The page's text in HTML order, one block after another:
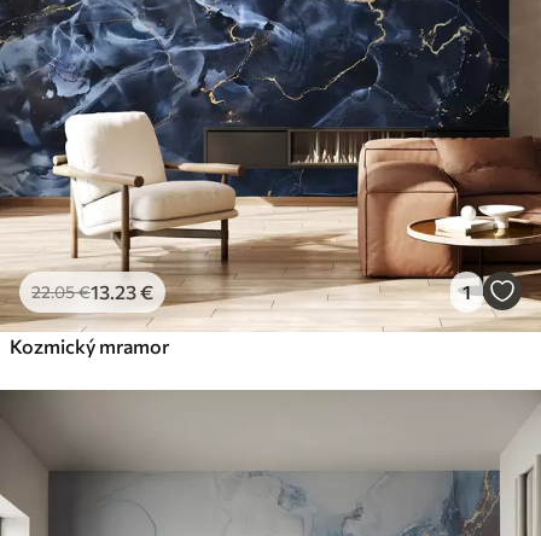
22.05€13 .23€ 1
Kozmický mramor